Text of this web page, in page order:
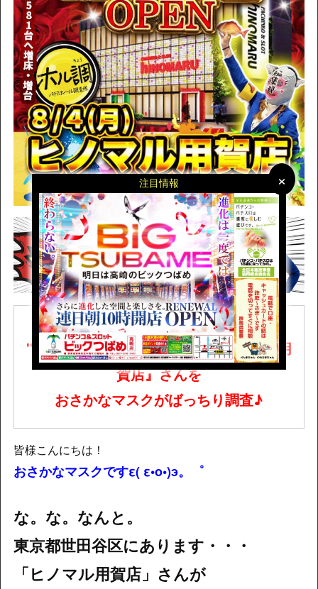
×
×
注目情報
！！㊗【リニューアルオープン】 ㊗！！
"8月4日(月)"に増床・増台な『ヒノマル用
賀店』さんを
おさかなマスクがばっちり調査♪
皆様こんにちは！
おさかなマスクですε( ε•o•)э。゜
な。な。なんと。
東京都世田谷区にあります・・・
「ヒノマル用賀店」さんが